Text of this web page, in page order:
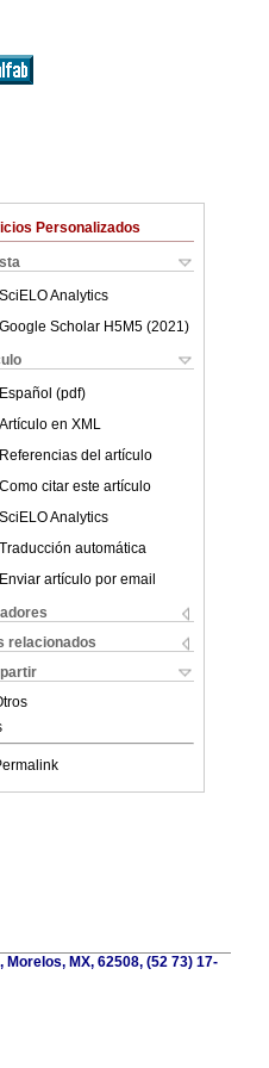
Personalizados
SciELO Analytics
Google Scholar H5M5 (2021 )
Español (pdf)
Artículo en XML
Referencias del artículo
Como citar este artículo
SciELO Analytics
Traducción automática
Enviar artículo por email
relacionados
MX, 62508, (52 73) 17-